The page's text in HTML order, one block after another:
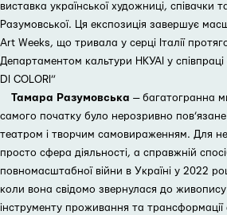
виставка української художниці, співачки
Разумовської. Ця експозиція завершує
Art Weeks, що тривала у серці Італії
Департаментом кальтури НКУАІ у співпраці
DI COLORI”
Тамара Разумовська — багатогранна
самого початку було нерозривно
театром і творчим самовираженням. Для
просто сфера діяльності, а справжній
повномасштабної війни в Україні у 2022
коли вона свідомо звернулася до
інструменту проживання та трансформації